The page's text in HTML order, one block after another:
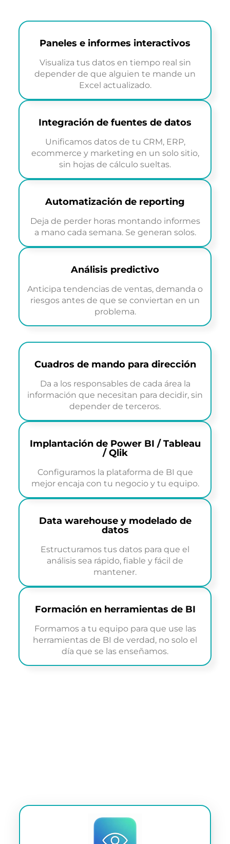
Paneles e informes interactivos
Visualiza tus datos en tiempo real sin
depender de que alguien te mande un
Excel actualizado.
Integración de fuentes de datos
Unificamos datos de tu CRM, ERP,
ecommerce y marketing en un solo sitio,
sin hojas de cálculo sueltas.
Automatización de reporting
Deja de perder horas montando informes
a mano cada semana. Se generan solos.
Análisis predictivo
Anticipa tendencias de ventas, demanda o
riesgos antes de que se conviertan en un
problema.
Cuadros de mando para dirección
Da a los responsables de cada área la
información que necesitan para decidir, sin
depender de terceros.
Implantación de Power BI / Tableau
/ Qlik
Configuramos la plataforma de BI que
mejor encaja con tu negocio y tu equipo.
Data warehouse y modelado de
datos
Estructuramos tus datos para que el
análisis sea rápido, fiable y fácil de
mantener.
Formación en herramientas de BI
Formamos a tu equipo para que use las
herramientas de BI de verdad, no solo el
día que se las enseñamos.